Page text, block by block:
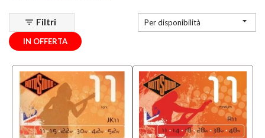
Music |
Vicenza
(19)
| Altavilla
Vicentina
(2)
Categoria
IN OFFERTA
filter_list Filtri Per disponibilità 